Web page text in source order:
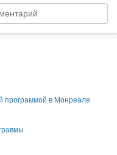
программой в Монреале